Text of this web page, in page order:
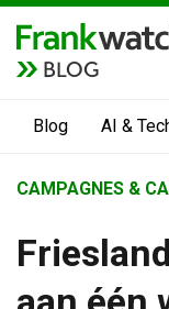
BLOG
Blog AI &
Business Channel
CAMPAGNES &